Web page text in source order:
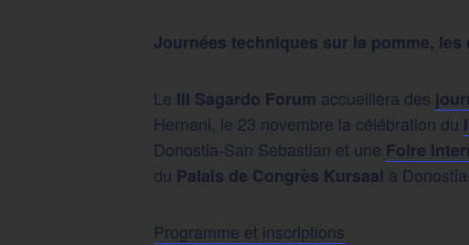
Journées techniques sur la pomme,
Le III Sagardo Forum accueillera des
Hernani, le 23 novembre la célébration du
Donostia-San Sebastian et une Foire
du Palais de Congrès Kursaal à
Programme et inscriptions